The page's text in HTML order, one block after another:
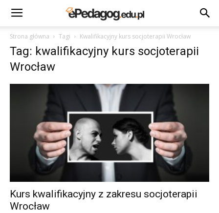
Strona główna Tagi Kwalifikacyjny kurs socjoterapii Wrocław
Tag: kwalifikacyjny kurs socjoterapii
Wrocław
Kurs kwalifikacyjny z zakresu socjoterapii
Wrocław